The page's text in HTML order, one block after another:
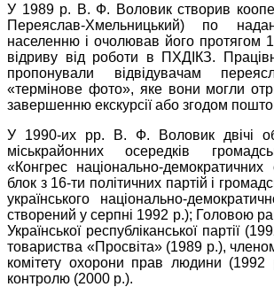
У 1989 р. В. Ф. Воловик створив
Переяслав-Хмельницький) по
населенню і очолював його протягом
відриву від роботи в ПХДІКЗ.
пропонували відвідувачам
«термінове фото», яке вони могли
завершенню екскурсії або згодом
У 1990-их рр. В. Ф. Воловик двічі
міськрайонних осередків
«Конгрес національно-демократичних
блок з 16-ти політичних партій і
українського національно-
створений у серпні 1992 р.); Головою
Української республіканської партії
товариства «Просвіта» (1989 р.),
комітету охорони прав людини (1992
контролю (2000 р.).